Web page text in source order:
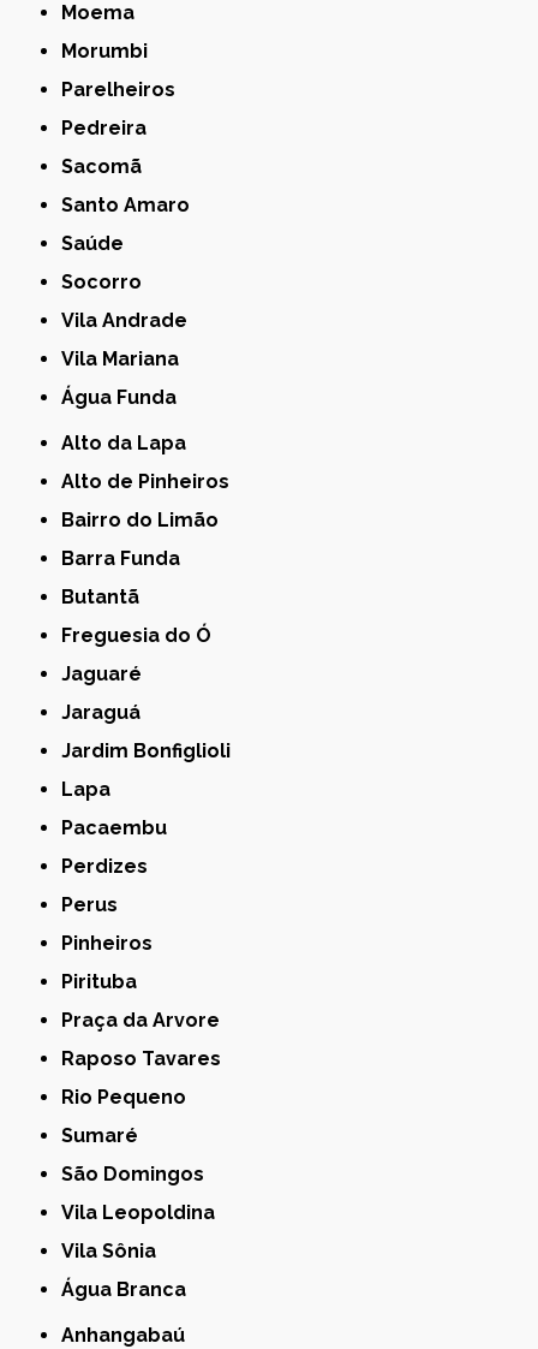
Moema
Morumbi
Parelheiros
Pedreira
Sacomã
Santo Amaro
Saúde
Socorro
Vila Andrade
Vila Mariana
Água Funda
Alto da Lapa
Alto de Pinheiros
Bairro do Limão
Barra Funda
Butantã
Freguesia do Ó
Jaguaré
Jaraguá
Jardim Bonfiglioli
Lapa
Pacaembu
Perdizes
Perus
Pinheiros
Pirituba
Praça da Arvore
Raposo Tavares
Rio Pequeno
Sumaré
São Domingos
Vila Leopoldina
Vila Sônia
Água Branca
Anhangabaú